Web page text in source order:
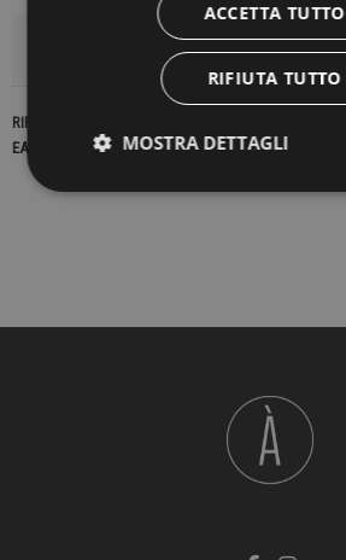
DETTAGLI DEL PRODOTTO
RIFERIMENTO
EAN13
2900000419117
ACCETTA TUTTO
RIFIUTA TUTTO
MOSTRA DETTAGLI